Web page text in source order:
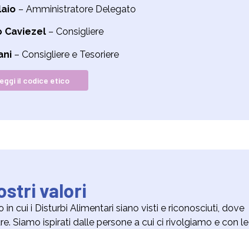
– Amministratore Delegato
Caviezel – Consigliere
– Consigliere e Tesoriere
il codice etico
valori
cui i Disturbi Alimentari siano visti e riconosciuti, dove
Siamo ispirati dalle persone a cui ci rivolgiamo e con le